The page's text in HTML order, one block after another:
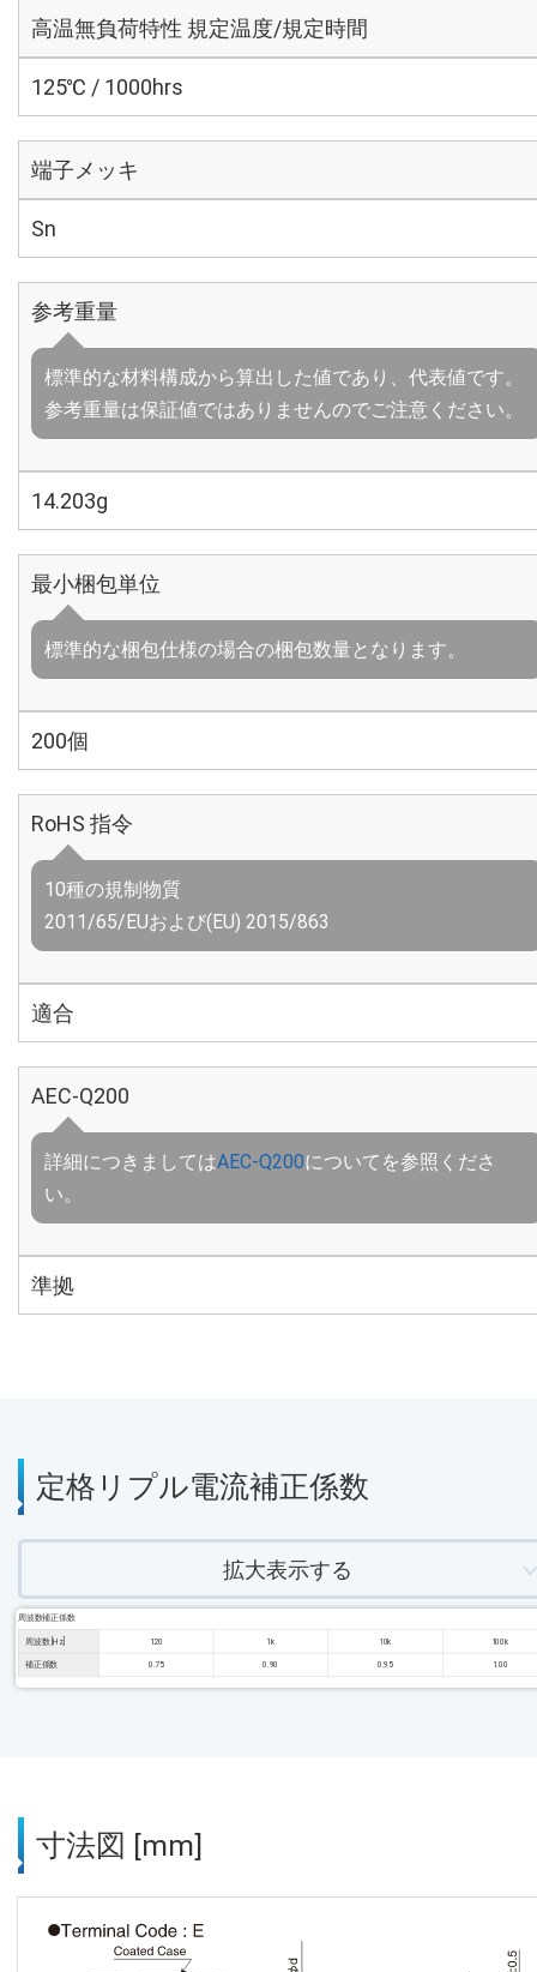
高温無負荷特性 規定温度/規定時間
125℃ / 1000hrs
端子メッキ
Sn
参考重量
標準的な材料構成から算出した値であり、代表値です。
参考重量は保証値ではありませんのでご注意ください。
14.203g
最小梱包単位
標準的な梱包仕様の場合の梱包数量となります。
200個
RoHS 指令
10種の規制物質
2011/65/EUおよび(EU) 2015/863
適合
AEC-Q200
詳細につきましてはAEC-Q200についてを参照くださ
い。
準拠
定格リプル電流補正係数
拡大表示する
周波数補正係数
周波数 [Hz] 120 1k 10k 100k
補正係数 0.75 0.90 0.95 1.00
寸法図 [mm]